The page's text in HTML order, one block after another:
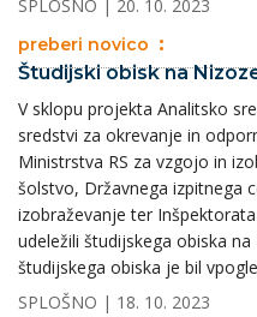
SPLOŠNO | 20. 10. 2023
preberi novico
Študijski obisk na
V sklopu projekta Analitsko
sredstvi za okrevanje in
Ministrstva RS za vzgojo in
šolstvo, Državnega izpitnega
izobraževanje ter
udeležili študijskega obiska
študijskega obiska je bil
SPLOŠNO | 18. 10. 2023